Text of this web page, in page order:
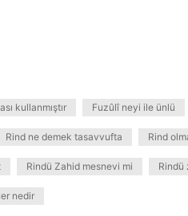
kullanmıştır Fuzûlî neyi ile ünlü
Rind ne demek tasavvufta Rind
Rindü Zahid mesnevi mi Rindü
nedir